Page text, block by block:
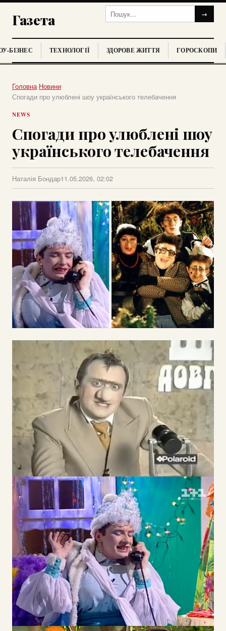
Газета →
БІЗНЕС ТЕХНОЛОГІЇ ЗДОРОВЕ ЖИТТЯ ГОРОСКОПИ
Головна›Новини›
Спогади про улюблені шоу українського телебачення
NEWS
Спогади про улюблені шоу
українського телебачення
Наталія Бондар11.05.2026, 02:02